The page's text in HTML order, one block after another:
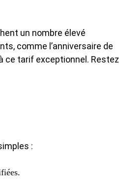
un nombre élevé
comme l’anniversaire de
ce tarif exceptionnel. Restez
: